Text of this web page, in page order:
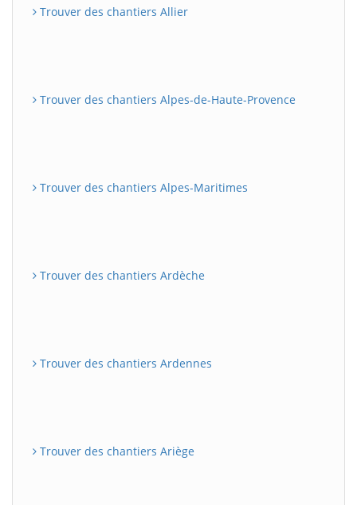
Trouver des chantiers Allier
Trouver des chantiers Alpes-de-Haute-Provence
Trouver des chantiers Alpes-Maritimes
Trouver des chantiers Ardèche
Trouver des chantiers Ardennes
Trouver des chantiers Ariège